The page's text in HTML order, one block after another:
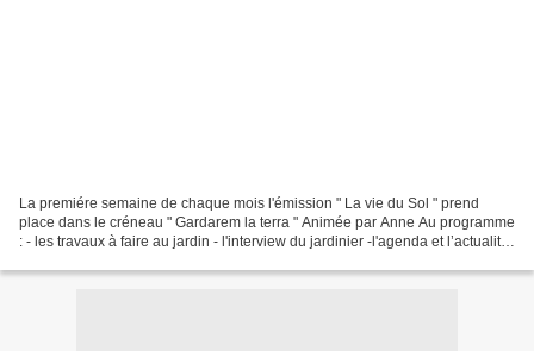
La premiére semaine de chaque mois l'émission " La vie du Sol " prend
place dans le créneau " Gardarem la terra " Animée par Anne Au programme
: - les travaux à faire au jardin - l'interview du jardinier -l'agenda et l’actualité